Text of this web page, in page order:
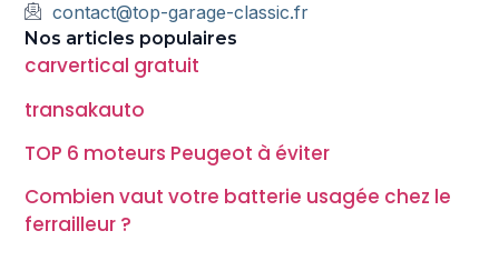
contact@top-garage-classic.fr
Nos articles populaires
carvertical gratuit
transakauto
TOP 6 moteurs Peugeot à éviter
Combien vaut votre batterie usagée chez le
ferrailleur ?